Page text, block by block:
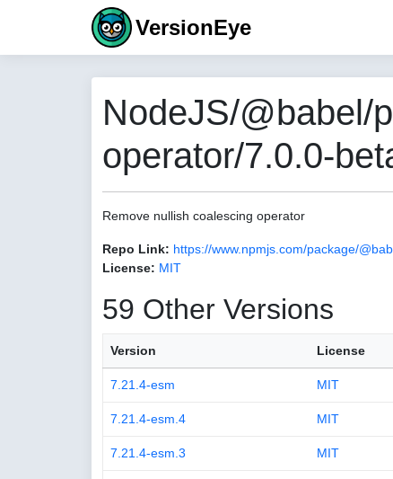
VersionEye
NodeJS/@babel/
operator/7.0.0-
Remove nullish coalescing operator
Repo Link: https://www.npmjs.com/package/
License: MIT
59 Other Versions
Version License
7.21.4-esm MIT
7.21.4-esm.4 MIT
7.21.4-esm.3 MIT